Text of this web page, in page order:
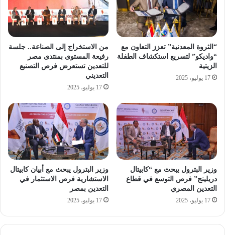
“الثروة المعدنية” تعزز التعاون مع
“واديكو” لتسريع استكشاف الطفلة
الزيتية
17 يوليو، 2025
من الاستخراج إلى الصناعة.. جلسة
رفيعة المستوى بمنتدى مصر
للتعدين تستعرض فرص التصنيع
التعديني
17 يوليو، 2025
وزير البترول يبحث مع “كابيتال
دريلينج” فرص التوسع في قطاع
التعدين المصري
17 يوليو، 2025
وزير البترول يبحث مع أبيان كابيتال
الاستشارية فرص الاستثمار في
التعدين بمصر
17 يوليو، 2025